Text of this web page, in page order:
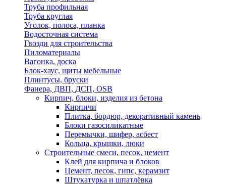
Труба профильная
Труба круглая
Уголок, полоса, планка
Водосточная система
Гвозди для строительства
Пиломатериалы
Вагонка, доска
Блок-хаус, щиты мебельные
Плинтусы, бруски
Фанера, ДВП, ДСП, OSB
Кирпич, блоки, изделия из бетона
Кирпичи
Плитка, бордюр, декоративный камень
Блоки газосиликатные
Перемычки, шифер, асбест
Кольца, крышки, люки
Строительные смеси, песок, цемент
Клей для кирпича и блоков
Цемент, песок, гипс, керамзит
Штукатурка и шпатлёвка